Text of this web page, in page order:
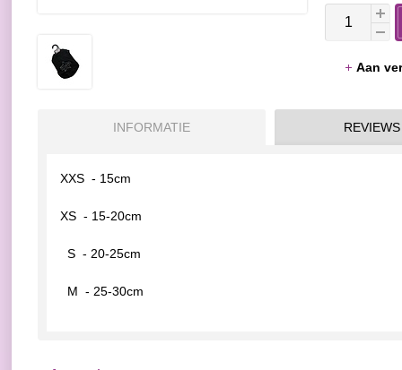
Aan
INFORMATIE REVIEWS
XXS - 15cm
XS - 15-20cm
S - 20-25cm
M - 25-30cm